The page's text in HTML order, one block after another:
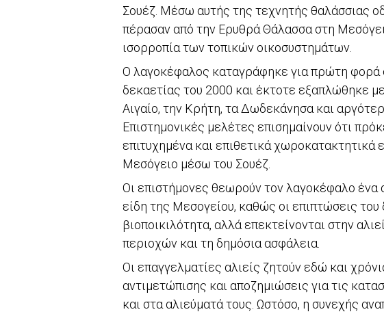
Σουέζ. Μέσω αυτής της τεχνητής θαλάσσιας
πέρασαν από την Ερυθρά Θάλασσα στη
ισορροπία των τοπικών οικοσυστημάτων.
Ο λαγοκέφαλος καταγράφηκε για πρώτη φορά
δεκαετίας του 2000 και έκτοτε εξαπλώθηκε
Αιγαίο, την Κρήτη, τα Δωδεκάνησα και
Επιστημονικές μελέτες επισημαίνουν ότι
επιτυχημένα και επιθετικά χωροκατακτητικά
Μεσόγειο μέσω του Σουέζ.
Οι επιστήμονες θεωρούν τον λαγοκέφαλο ένα
είδη της Μεσογείου, καθώς οι επιπτώσεις του
βιοποικιλότητα, αλλά επεκτείνονται στην
περιοχών και τη δημόσια ασφάλεια.
Οι επαγγελματίες αλιείς ζητούν εδώ και
αντιμετώπισης και αποζημιώσεις για τις
και στα αλιεύματά τους. Ωστόσο, η συνεχής